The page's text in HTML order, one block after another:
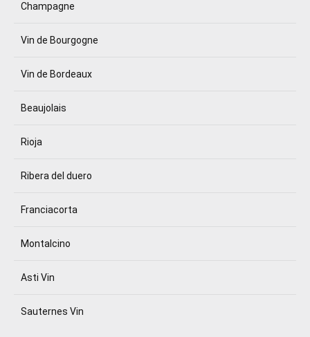
Champagne
Vin de Bourgogne
Vin de Bordeaux
Beaujolais
Rioja
Ribera del duero
Franciacorta
Montalcino
Asti Vin
Sauternes Vin